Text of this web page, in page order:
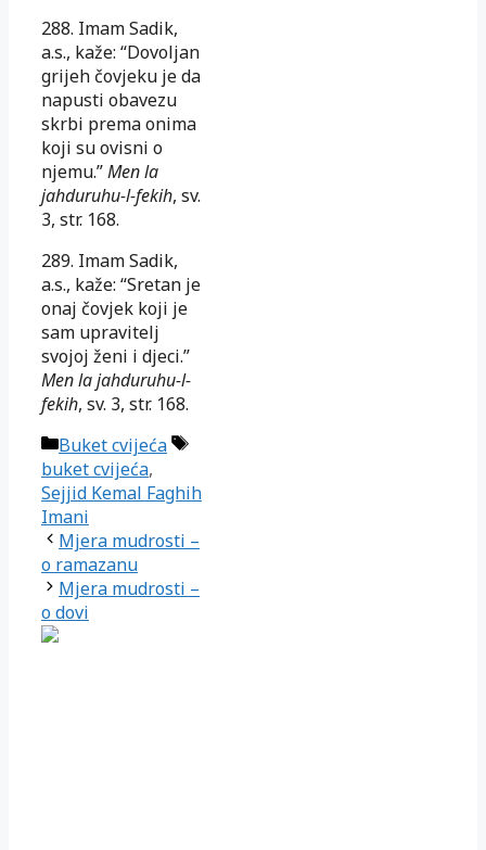
288. Imam Sadik,
a.s., kaže: “Dovoljan
grijeh čovjeku je da
napusti obavezu
skrbi prema onima
koji su ovisni o
njemu.”Men la
jahduruhu-l-fekih, sv.
3, str. 168.
289. Imam Sadik,
a.s., kaže: “Sretan je
onaj čovjek koji je
sam upravitelj
svojoj ženi i djeci.”
Men la jahduruhu-l-
fekih, sv. 3, str. 168.
Kategorije
Buket cvijeća
Oznake
buket cvijeća,
Sejjid Kemal Faghih
Imani
Mjera mudrosti –
o ramazanu
Mjera mudrosti –
o dovi